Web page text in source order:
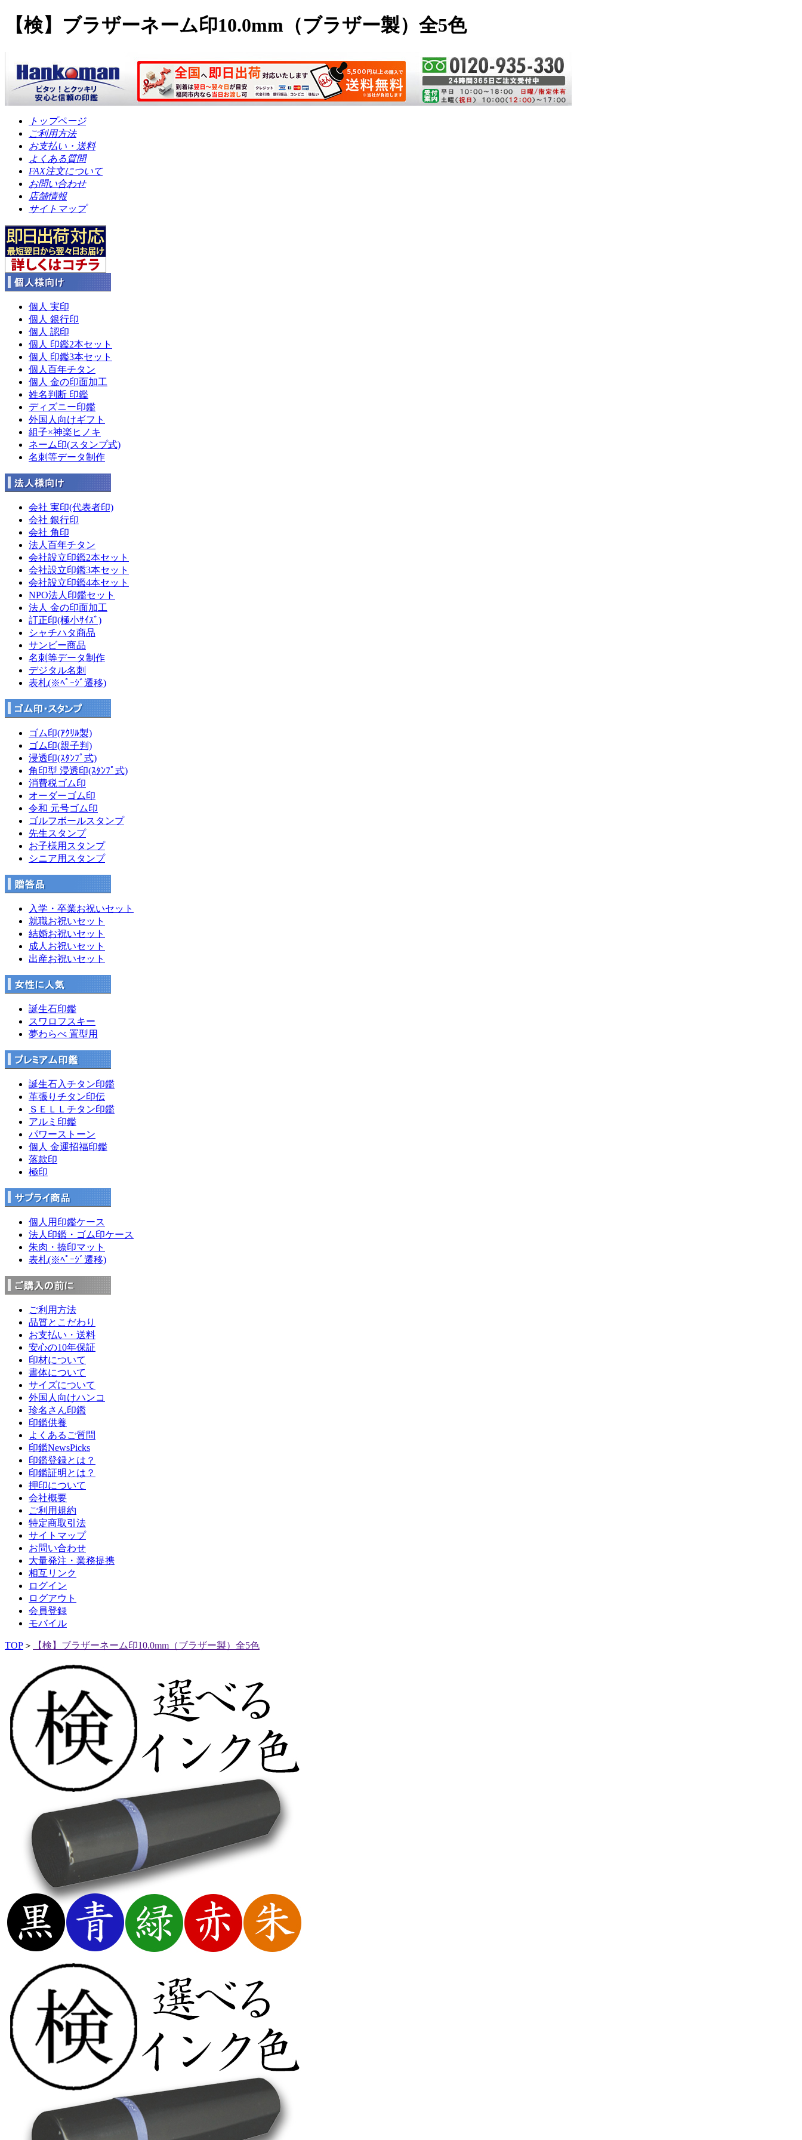
【検】ブラザーネーム印10.0mm（ブラザー製）全5色
トップページ
ご利用方法
お支払い・送料
よくある質問
FAX注文について
お問い合わせ
店舗情報
サイトマップ
個人 実印
個人 銀行印
個人 認印
個人 印鑑2本セット
個人 印鑑3本セット
個人百年チタン
個人 金の印面加工
姓名判断 印鑑
ディズニー印鑑
外国人向けギフト
組子×神楽ヒノキ
ネーム印(スタンプ式)
名刺等データ制作
会社 実印(代表者印)
会社 銀行印
会社 角印
法人百年チタン
会社設立印鑑2本セット
会社設立印鑑3本セット
会社設立印鑑4本セット
NPO法人印鑑セット
法人 金の印面加工
訂正印(極小ｻｲｽﾞ)
シャチハタ商品
サンビー商品
名刺等データ制作
デジタル名刺
表札(※ﾍﾟｰｼﾞ遷移)
ゴム印(ｱｸﾘﾙ製)
ゴム印(親子判)
浸透印(ｽﾀﾝﾌﾟ式)
角印型 浸透印(ｽﾀﾝﾌﾟ式)
消費税ゴム印
オーダーゴム印
令和 元号ゴム印
ゴルフボールスタンプ
先生スタンプ
お子様用スタンプ
シニア用スタンプ
入学・卒業お祝いセット
就職お祝いセット
結婚お祝いセット
成人お祝いセット
出産お祝いセット
誕生石印鑑
スワロフスキー
夢わらべ 置型用
誕生石入チタン印鑑
革張りチタン印伝
ＳＥＬＬチタン印鑑
アルミ印鑑
パワーストーン
個人 金運招福印鑑
落款印
極印
個人用印鑑ケース
法人印鑑・ゴム印ケース
朱肉・捺印マット
表札(※ﾍﾟｰｼﾞ遷移)
ご利用方法
品質とこだわり
お支払い・送料
安心の10年保証
印材について
書体について
サイズについて
外国人向けハンコ
珍名さん印鑑
印鑑供養
よくあるご質問
印鑑NewsPicks
印鑑登録とは？
印鑑証明とは？
押印について
会社概要
ご利用規約
特定商取引法
サイトマップ
お問い合わせ
大量発注・業務提携
相互リンク
ログイン
ログアウト
会員登録
モバイル
TOP ＞ 【検】ブラザーネーム印10.0mm（ブラザー製）全5色